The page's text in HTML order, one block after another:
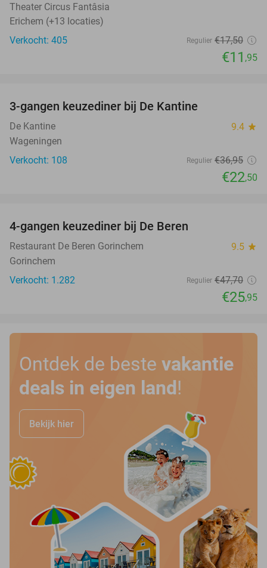
Theater Circus Fantâsia
Erichem (+13 locaties)
Verkocht: 405
Regulier €17,50
€11 ,95
3-gangen keuzediner bij De Kantine
De Kantine 9.4 star
Wageningen
Verkocht: 108
Regulier €36,95
€22,50
4-gangen keuzediner bij De Beren
Restaurant De Beren Gorinchem 9.5 star
Gorinchem
Verkocht: 1.282
Regulier €47,70
€25,95
Ontdek de beste vakantie
deals in eigen land!
Bekijk hier